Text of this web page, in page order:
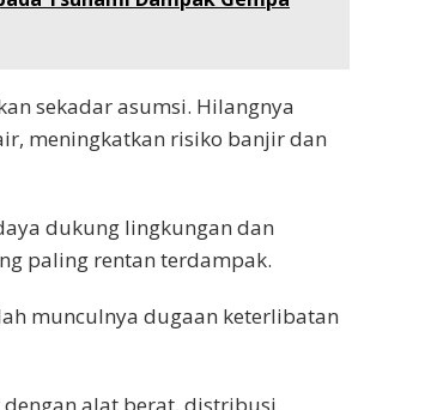
sekadar asumsi. Hilangnya
meningkatkan risiko banjir dan
dukung lingkungan dan
paling rentan terdampak.
munculnya dugaan keterlibatan